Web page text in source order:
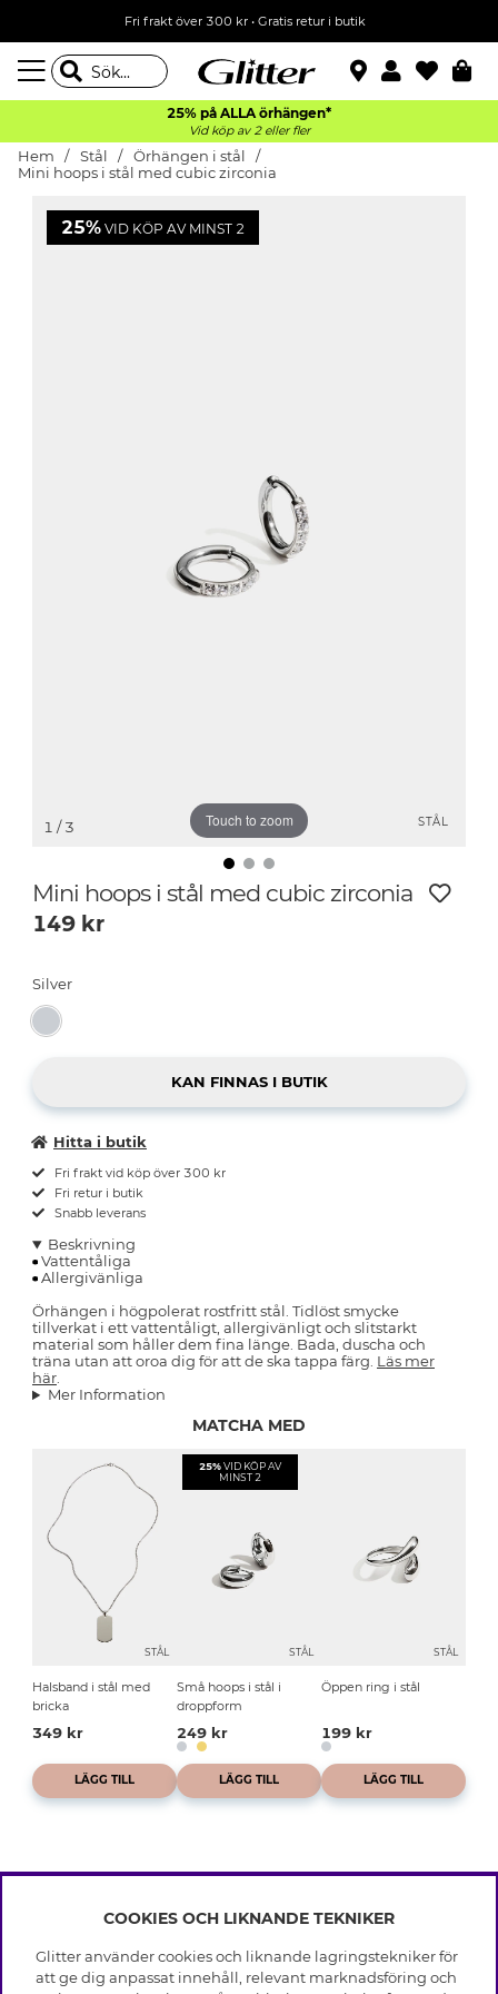
Fri frakt över 300 kr• Gratis retur i butik
25% på ALLA örhängen*
Vid köp av 2 eller fler
Hem Stål
Örhängen i stål
Mini hoops i stål med cubic zirconia
25% VID KÖP AV MINST 2
STÅL
Touch to zoom
1 / 3
Mini hoops i stål med cubic zirconia
149 kr
Silver
Hitta i butik
Fri frakt vid köp över 300 kr
Fri retur i butik
Snabb leverans
Beskrivning
Vattentåliga
Allergivänliga
Örhängen i högpolerat rostfritt stål. Tidlöst smycke
tillverkat i ett vattentåligt, allergivänligt och slitstarkt
material som håller dem fina länge. Bada, duscha och
träna utan att oroa dig för att de ska tappa färg. Läs mer
här
Mer Information
MATCHA MED
STÅL
Halsband i stål med
bricka
349 kr
LÄGG TILL
25% VID KÖP AV
MINST 2
STÅL
Små hoops i stål i
droppform
249 kr
LÄGG TILL
STÅL
Öppen ring i stål
199 kr
LÄGG TILL
INFO
Leverans
Villkor
OM GLITTER
COOKIES OCH LIKNANDE TEKNIKER
Glitter använder cookies och liknande lagringstekniker för
att ge dig anpassat innehåll, relevant marknadsföring och